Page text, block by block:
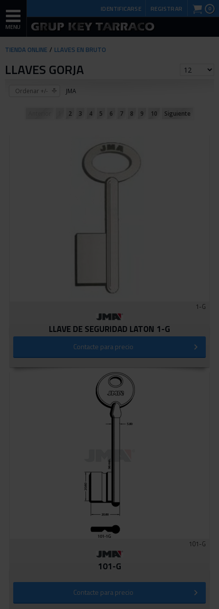
0
IDENTIFICARSE REGISTRAR
TIENDA ONLINE LLAVES EN BRUTO
LLAVES GORJA
Ordenar +/- JMA
2 3 4 5 6 7 8 9 10 Siguiente
1-G
LLAVE DE SEGURIDAD LATON 1-G
Contacte para precio
101-G
101-G
Contacte para precio